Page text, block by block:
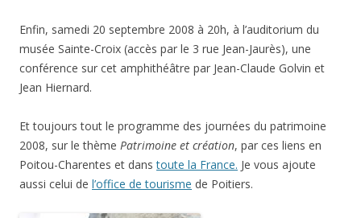
Enfin, samedi 20 septembre 2008 à 20h, à l’auditorium du
musée Sainte-Croix (accès par le 3 rue Jean-Jaurès), une
conférence sur cet amphithéâtre par Jean-Claude Golvin et
Jean Hiernard.
Et toujours tout le programme des journées du patrimoine
2008, sur le thème Patrimoine et création, par ces liens en
Poitou-Charentes et danstoute la France. Je vous ajoute
aussi celui de l’office de tourisme de Poitiers.